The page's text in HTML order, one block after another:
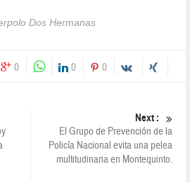
Dos Hermanas
0 0 0
Next :
El Grupo de Prevención de la
Policía Nacional evita una pelea
multitudinaria en Montequinto.